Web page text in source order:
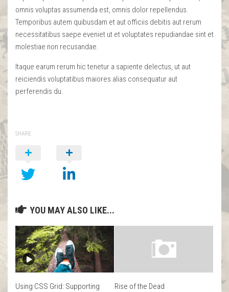
omnis voluptas assumenda est, omnis dolor repellendus.
Temporibus autem quibusdam et aut officiis debitis aut rerum
necessitatibus saepe eveniet ut et voluptates repudiandae sint et
molestiae non recusandae.
Itaque earum rerum hic tenetur a sapiente delectus, ut aut
reiciendis voluptatibus maiores alias consequatur aut
perferendis du.
SHARE
YOU MAY ALSO LIKE...
Using CSS Grid: Supporting
Rise of the Dead